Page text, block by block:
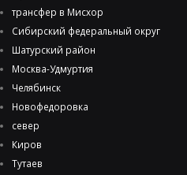
трансфер в Мисхор
Сибирский федеральный округ
Шатурский район
Москва-Удмуртия
Челябинск
Новофедоровка
север
Киров
Тутаев